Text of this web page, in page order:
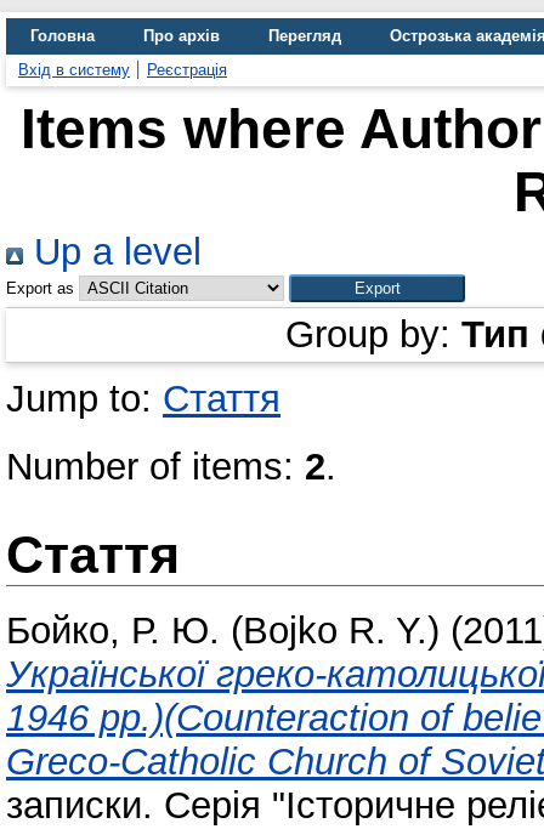
Головна Про архів Перегляд
Острозька
Вхід в систему
Реєстрація
Items where
Up a level
Export as
Group by: Тип
Jump to: Стаття
Number of items: 2.
Стаття
Бойко, Р. Ю. (Bojko R. Y.)
Української греко-
1946 рр.)(Counteraction of
Greco-Catholic Church of
записки. Серія "Історичне